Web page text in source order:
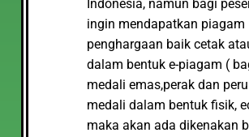
Indonesia, namun bagi
ingin mendapatkan piagam
penghargaan baik cetak
dalam bentuk e-piagam (
medali emas,perak dan
medali dalam bentuk fisik,
maka akan ada dikenakan